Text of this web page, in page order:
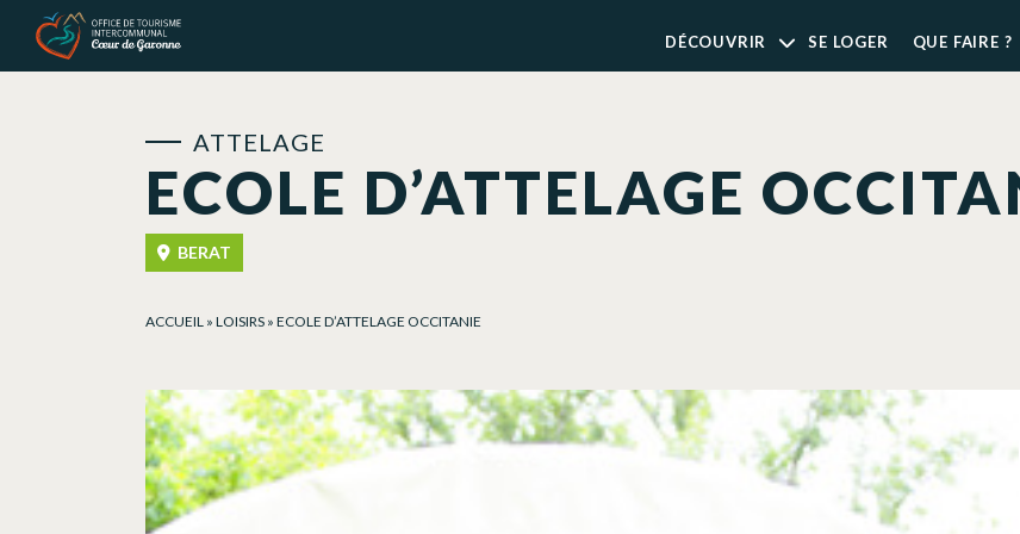
DÉCOUVRIR SE LOGER QUE FAIRE ?
ECOLE D’ATTELAGE
ATTELAGE
BERAT
ACCUEIL » LOISIRS » ECOLE D’ATTELAGE OCCITANIE
Panneau de gestion des cookies